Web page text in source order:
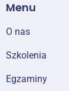
Menu
O nas
Szkolenia
Egzaminy